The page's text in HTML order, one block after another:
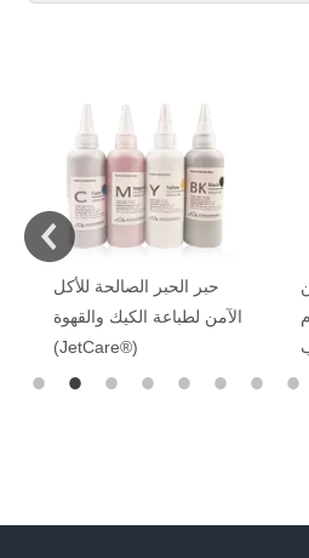
حبر طباعة وسادة آمن
للأكل لطباعة الطعام
والطب (Inkcare®)